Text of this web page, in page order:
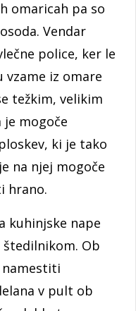
omaricah pa so
Vendar
police, ker le
vzame iz omare
težkim, velikim
je mogoče
ki je tako
na njej mogoče
hrano.
kuhinjske nape
štedilnikom. Ob
namestiti
v pult ob